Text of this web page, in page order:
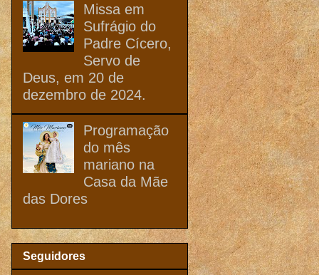
Missa em
Sufrágio do
Padre Cícero,
Servo de
Deus, em 20 de
dezembro de 2024.
Programação
do mês
mariano na
Casa da Mãe
das Dores
Seguidores